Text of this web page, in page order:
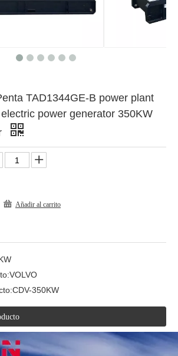
TAD1344GE-B power plant
power generator 350KW
Añadir al carrito
VOLVO
CDV-350KW